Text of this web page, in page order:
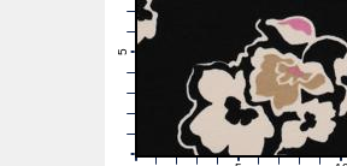
5
6
1 2 3 4 6 7 8 9